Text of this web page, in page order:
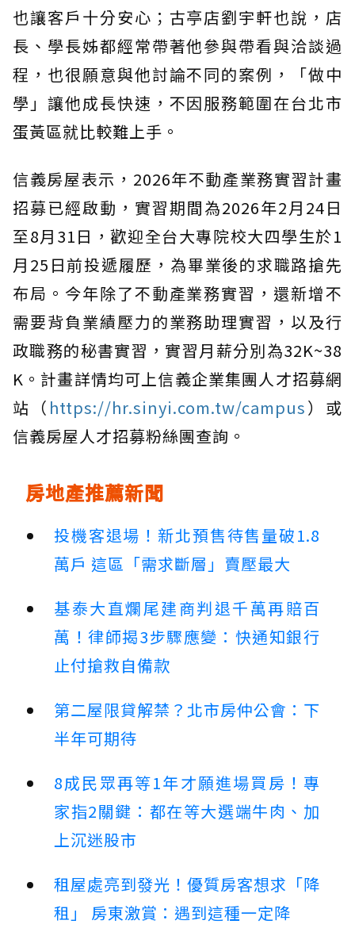
也讓客戶十分安心；古亭店劉宇軒也說，店
長、學長姊都經常帶著他參與帶看與洽談過
程，也很願意與他討論不同的案例，「做中
學」讓他成長快速，不因服務範圍在台北市
蛋黃區就比較難上手。
信義房屋表示，2026年不動產業務實習計畫
招募已經啟動，實習期間為2026年2月24日
至8月31日，歡迎全台大專院校大四學生於1
月25日前投遞履歷，為畢業後的求職路搶先
布局。今年除了不動產業務實習，還新增不
需要背負業績壓力的業務助理實習，以及行
政職務的秘書實習，實習月薪分別為32K~38
K。計畫詳情均可上信義企業集團人才招募網
站（ https://hr.sinyi.com.tw/campus）或
信義房屋人才招募粉絲團查詢。
房地產推薦新聞
投機客退場！新北預售待售量破1.8
萬戶 這區「需求斷層」賣壓最大
基泰大直爛尾建商判退千萬再賠百
萬！律師揭3步驟應變：快通知銀行
止付搶救自備款
第二屋限貸解禁？北市房仲公會：下
半年可期待
8成民眾再等1年才願進場買房！專
家指2關鍵：都在等大選端牛肉、加
上沉迷股市
租屋處亮到發光！優質房客想求「降
租」 房東激賞：遇到這種一定降